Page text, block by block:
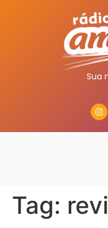
Sua
Tag: